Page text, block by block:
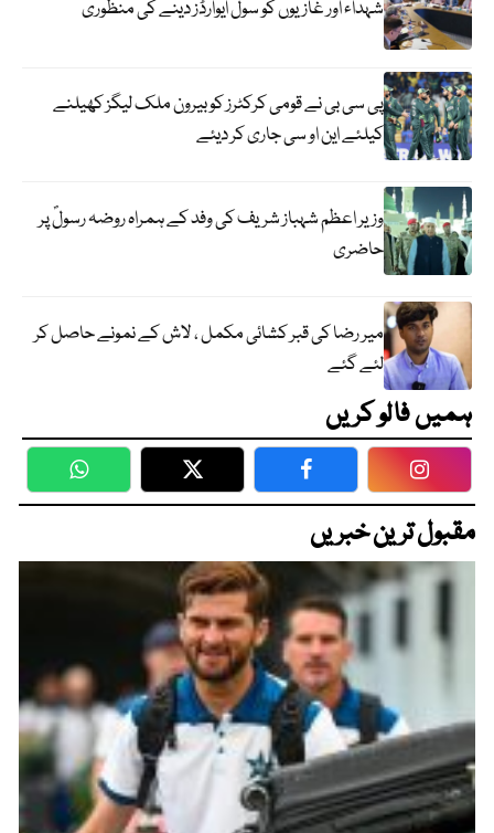
شہداء اور غازیوں کو سول ایوارڈز دینے کی منظوری
پی سی بی نے قومی کرکٹرز کو بیرون ملک لیگز کھیلنے
کیلئے این او سی جاری کر دیئے
وزیر اعظم شہباز شریف کی وفد کے ہمراہ روضہ رسولؐ پر
حاضری
میر رضا کی قبر کشائی مکمل ، لاش کے نمونے حاصل کر
لئے گئے
ہمیں فالو کریں
WhatsApp Twitter Facebook
مقبول ترین خبریں